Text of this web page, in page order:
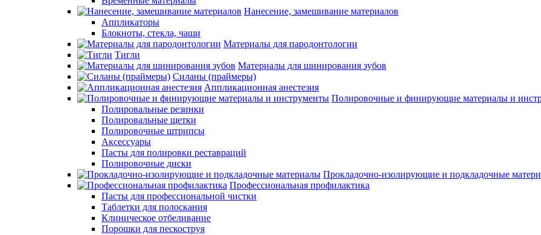
Нанесение, замешивание материалов
Аппликаторы
Блокноты, стекла, чаши
Материалы для пародонтологии
Тигли
Материалы для шинирования зубов
Силаны (праймеры)
Аппликационная анестезия
Полировочные и финирующие материалы и
Полировальные резинки
Полировальные щетки
Полировочные штрипсы
Аксессуары
Пасты для полировки реставраций
Полировочные диски
Прокладочно-изолирующие и подкладочные
Профессиональная профилактика
Пасты для профессиональной чистки
Таблетки для полоскания
Клиническое отбеливание
Порошки для пескоструя